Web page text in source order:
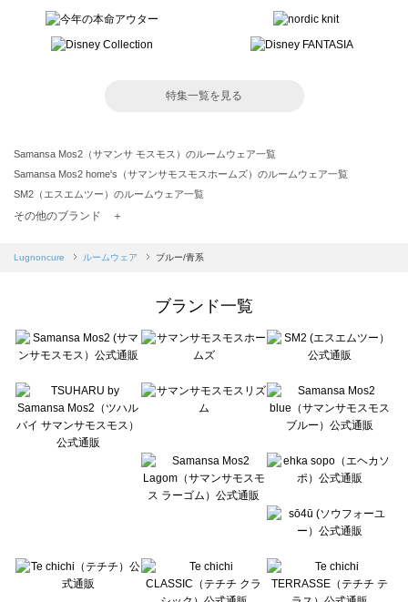
特集一覧を見る
Samansa Mos2（サマンサ モスモス）のルームウェア一覧
Samansa Mos2 home's（サマンサモスモスホームズ）のルームウェア一覧
SM2（エスエムツー）のルームウェア一覧
TSUHARU by Samansa Mos2（ツハルバイサマンサモスモス）のルームウェア一覧
Samansa Mos2 blue（サマンサモスモス ブルー）のルームウェア一覧
sō4ū（ソウフォーユー）のルームウェア一覧
Te chichi（テチチ）のルームウェア一覧
Te chichi CLASSIC（テチチ クラシック）のルームウェア一覧
Lugnoncure（ルノンキュール）のルームウェア一覧
BETTY'S BLUE（べティーズブルー）のルームウェア一覧
Wpc.（ワールドパーティー）のルームウェア一覧
その他のブランド ＋
Lugnoncure ルームウェア ブルー/青系
ブランド一覧